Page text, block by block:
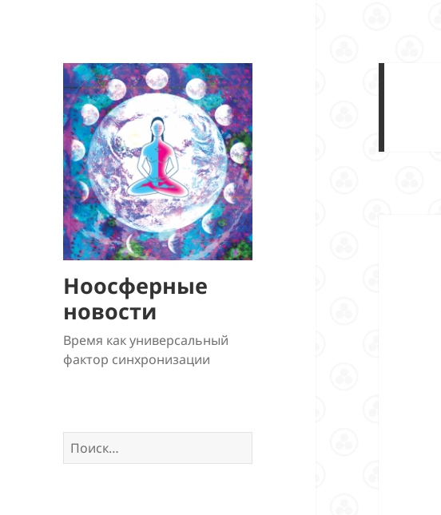
Ноосферные
новости
Время как универсальный
фактор синхронизации
Найти: